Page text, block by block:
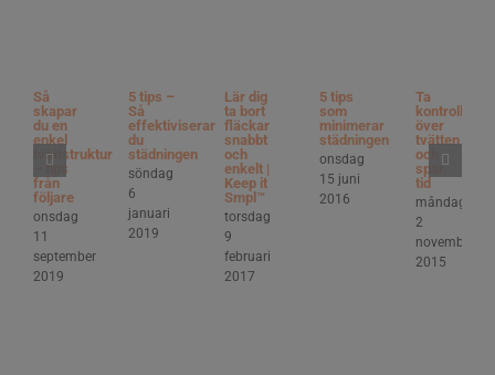
Så
skapar
du en
enkel
tvättstruktur
– tips
från
följare
onsdag
11
september
2019
5 tips –
Så
effektiviserar
du
städningen
söndag
6
januari
2019
Lär dig
ta bort
fläckar
snabbt
och
enkelt |
Keep it
Smpl™
torsdag
9
februari
2017
5 tips
som
minimerar
städningen
onsdag
15 juni
2016
Ta
kontroll
över
tvätten
och
spar
tid
måndag
2
november
2015